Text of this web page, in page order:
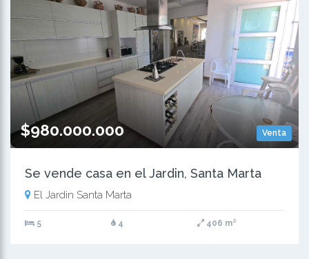
Venta
$980.000.000
Se vende casa en el Jardin, Santa Marta
El Jardin Santa Marta
5 4 406 m²